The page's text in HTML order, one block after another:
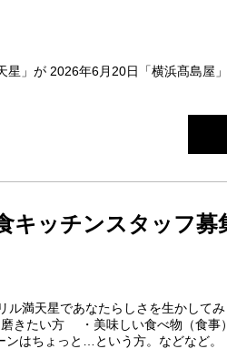
」が 2026年6月20日「横浜髙島屋
キッチンスタッフ募
満天星であなたらしさを生かして
きたい方 ・美味しい食べ物（食事
はちょっと…という方。などなど。